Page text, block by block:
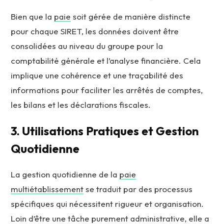
Bien que la paie soit gérée de manière distincte
pour chaque SIRET, les données doivent être
consolidées au niveau du groupe pour la
comptabilité générale et l’analyse financière. Cela
implique une cohérence et une traçabilité des
informations pour faciliter les arrêtés de comptes,
les bilans et les déclarations fiscales.
3. Utilisations Pratiques et Gestion
Quotidienne
La gestion quotidienne de la paie
multiétablissementse traduit par des processus
spécifiques qui nécessitent rigueur et organisation.
Loin d’être une tâche purement administrative, elle a